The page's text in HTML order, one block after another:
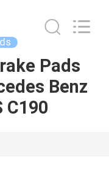
Pads
Benz
C190